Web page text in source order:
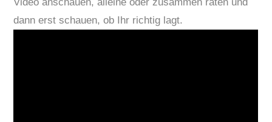
dann erst schauen, ob Ihr richtig lagt.